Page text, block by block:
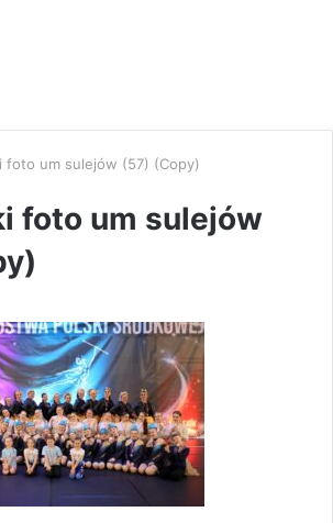
foto um sulejów (57) (Copy)
foto um sulejów